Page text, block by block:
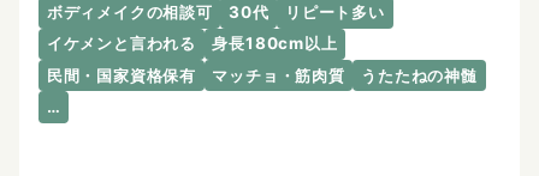
ボディメイクの相談可 30代
リピート多い
イケメンと言われる
身長180cm以上
民間・国家資格保有
マッチョ・筋肉質
うたたねの神髄
…